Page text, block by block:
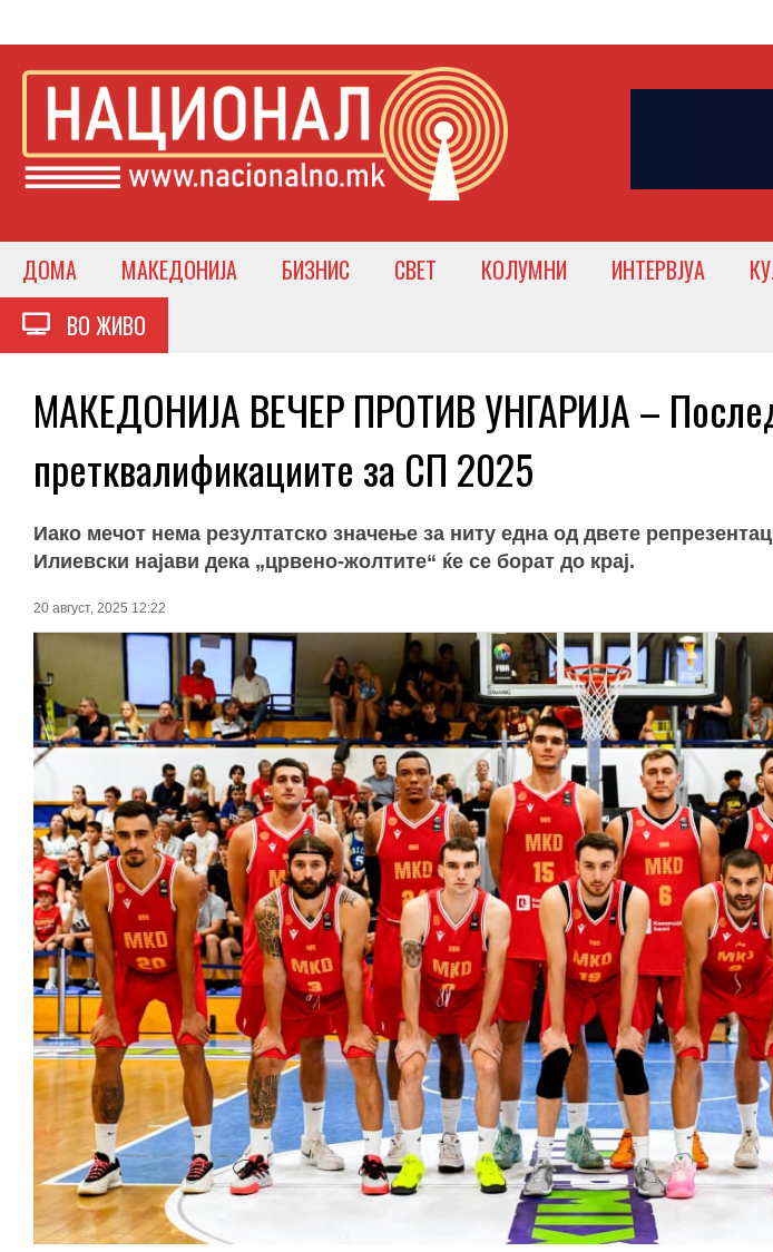
ДОМА МАКЕДОНИЈА БИЗНИС СВЕТ КОЛУМНИ ИНТЕРВЈУА
ВО ЖИВО
МАКЕДОНИЈА ВЕЧЕР ПРОТИВ УНГАРИЈА –
претквалификациите за СП 2025
Иако мечот нема резултатско значење за ниту една од двете
Илиевски најави дека „црвено-жолтите“ ќе се борат до крај.
20 август, 2025 12:22